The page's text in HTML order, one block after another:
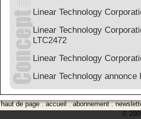
Linear Technology
Linear Technology
LTC2472
Linear Technology
Linear Technology annonce
haut de page.accueil.abonnement.
©